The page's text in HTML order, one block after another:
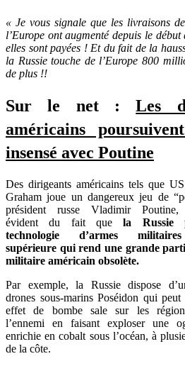
« Je vous signale que les livraisons
l’Europe ont augmenté depuis le
elles sont payées ! Et du fait de la
la Russie touche de l’Europe 800
de plus !!
Sur le net :Les
américains
insensé avec Poutine
Des dirigeants américains tels que
Graham joue un dangereux jeu de
président russe Vladimir Poutine,
évident du fait quela Russie
technologie d’armes
supérieure qui rend une grande
militaire américain obsolète.
Par exemple, la Russie dispose
drones sous-marins Poséidon qui
effet de bombe sale sur les
l’ennemi en faisant exploser une
enrichie en cobalt sous l’océan, à
de la côte.